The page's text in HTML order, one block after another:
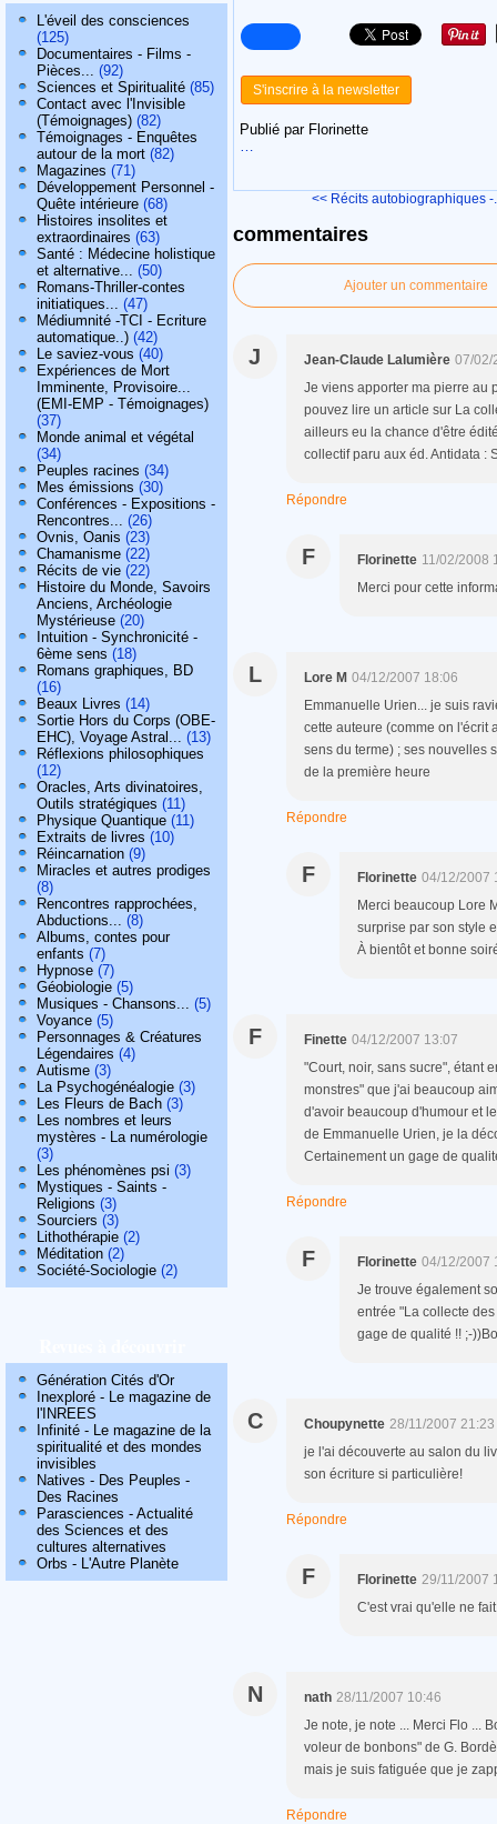
L'éveil des consciences
(125)
Documentaires - Films -
Pièces... (92)
Sciences et Spiritualité (85)
Contact avec l'Invisible
(Témoignages) (82)
Témoignages - Enquêtes
autour de la mort (82)
Magazines (71)
Développement Personnel -
Quête intérieure (68)
Histoires insolites et
extraordinaires (63)
Santé : Médecine holistique
et alternative... (50)
Romans-Thriller-contes
initiatiques... (47)
Médiumnité -TCI - Ecriture
automatique..) (42)
Le saviez-vous (40)
Expériences de Mort
Imminente, Provisoire...
(EMI-EMP - Témoignages)
(37)
Monde animal et végétal
(34)
Peuples racines (34)
Mes émissions (30)
Conférences - Expositions -
Rencontres... (26)
Ovnis, Oanis (23)
Chamanisme (22)
Récits de vie (22)
Histoire du Monde, Savoirs
Anciens, Archéologie
Mystérieuse (20)
Intuition - Synchronicité -
6ème sens (18)
Romans graphiques, BD
(16)
Beaux Livres (14)
Sortie Hors du Corps (OBE-
EHC), Voyage Astral... (13)
Réflexions philosophiques
(12)
Oracles, Arts divinatoires,
Outils stratégiques (11)
Physique Quantique (11)
Extraits de livres (10)
Réincarnation (9)
Miracles et autres prodiges
(8)
Rencontres rapprochées,
Abductions... (8)
Albums, contes pour
enfants (7)
Hypnose (7)
Géobiologie (5)
Musiques - Chansons... (5)
Voyance (5)
Personnages & Créatures
Légendaires (4)
Autisme (3)
La Psychogénéalogie (3)
Les Fleurs de Bach (3)
Les nombres et leurs
mystères - La numérologie
(3)
Les phénomènes psi (3)
Mystiques - Saints -
Religions (3)
Sourciers (3)
Lithothérapie (2)
Méditation (2)
Société-Sociologie (2)
Génération Cités d'Or
Inexploré - Le magazine de
l'INREES
Infinité - Le magazine de la
spiritualité et des mondes
invisibles
Natives - Des Peuples -
Des Racines
Parasciences - Actualité
des Sciences et des
cultures alternatives
Orbs - L'Autre Planète
S'inscrire à la newsletter
Publié par Florinette
…
<< Récits autobiographiques -
commentaires
Ajouter un commentaire
J Jean-Claude Lalumière 07/02/
Je viens apporter ma pierre au
pouvez lire un article sur La
ailleurs eu la chance d'être
collectif paru aux éd. Antidata :
Répondre
F Florinette 11/02/2008
Merci pour cette
L Lore M 04/12/2007 18:06
Emmanuelle Urien... je suis
cette auteure (comme on l'écrit
sens du terme) ; ses nouvelles
de la première heure
Répondre
F Florinette 04/12/2007
Merci beaucoup Lore
surprise par son style
À bientôt et bonne
F Finette 04/12/2007 13:07
"Court, noir, sans sucre", étant
monstres" que j'ai beaucoup
d'avoir beaucoup d'humour et
de Emmanuelle Urien, je la
Certainement un gage de
Répondre
F Florinette 04/12/2007
Je trouve également
entrée "La collecte
gage de qualité !! ;-
C Choupynette 28/11/2007 21:23
je l'ai découverte au salon du
son écriture si particulière!
Répondre
F Florinette 29/11/2007
C'est vrai qu'elle ne
N nath 28/11/2007 10:46
Je note, je note ... Merci Flo ...
voleur de bonbons" de G.
mais je suis fatiguée que je
Répondre